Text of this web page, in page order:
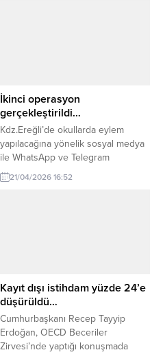
İkinci operasyon
gerçekleştirildi…
Kdz.Ereğli’de okullarda eylem
yapılacağına yönelik sosyal medya
ile WhatsApp ve Telegram
gruplarında yayılan paylaşım
iddialarına ilişkin yürütülen
neticesinde A.S’yi gözaltına almış
ve çıkarıldığı mahkemece
tutuklanmıştı. Çalışmaların
genişletilmesi üzerine güvenlik
güçleri...
21/04/2026 16:52
Kayıt dışı istihdam yüzde 24’e
düşürüldü…
Cumhurbaşkanı Recep Tayyip
Erdoğan, OECD Beceriler
Zirvesi’nde yaptığı konuşmada